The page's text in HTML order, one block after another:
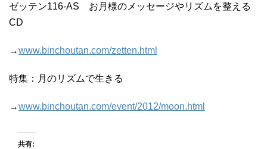
ゼッテン116-AS お月様のメッセージやリズムを整える
CD
→www.binchoutan.com/zetten.html
特集：月のリズムで生きる
→www.binchoutan.com/event/2012/moon.html
共有: